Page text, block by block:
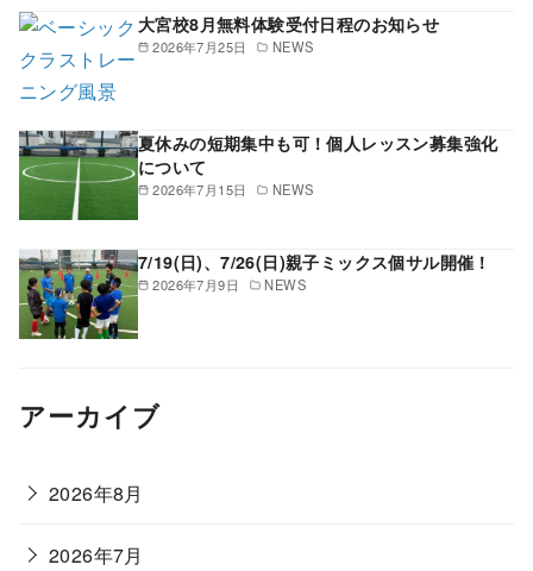
2026年7月25日 NEWS
大宮校8月無料体験受付日程のお知らせ
2026年7月15日 NEWS
夏休みの短期集中も可！個人レッスン募集強化
について
2026年7月9日 NEWS
7/19(日)、7/26(日)親子ミックス個サル開催！
アーカイブ
2026年8月
2026年7月